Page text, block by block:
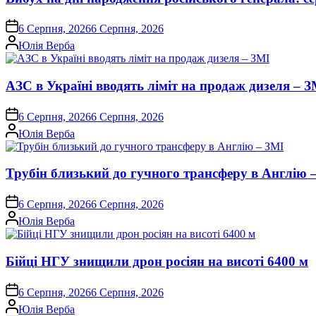
on6 Серпня, 20266 Серпня, 2026
Опубліковано
Юлія Верба
АЗС в Україні вводять ліміт на продаж дизеля –
on6 Серпня, 20266 Серпня, 2026
Опубліковано
Юлія Верба
Трубін близький до гучного трансферу в Англію
on6 Серпня, 20266 Серпня, 2026
Опубліковано
Юлія Верба
Бійці НГУ знищили дрон росіян на висоті 6400 м
on6 Серпня, 20266 Серпня, 2026
Опубліковано
Юлія Верба